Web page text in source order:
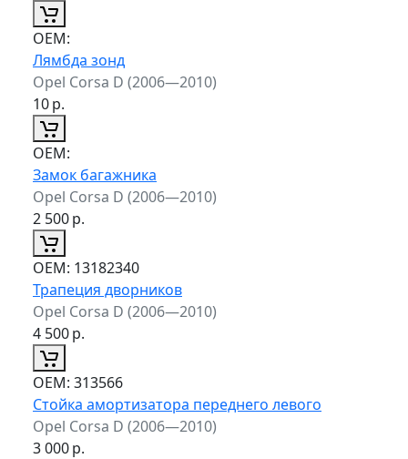
ОЕМ:
Лямбда зонд
Opel Corsa D (2006—2010)
10р.
ОЕМ:
Замок багажника
Opel Corsa D (2006—2010)
2 500р.
ОЕМ: 13182340
Трапеция дворников
Opel Corsa D (2006—2010)
4 500р.
ОЕМ: 313566
Стойка амортизатора переднего левого
Opel Corsa D (2006—2010)
3 000р.